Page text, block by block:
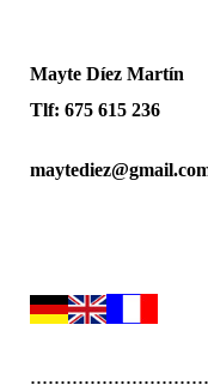
Mayte Díez Martín
Tlf: 675 615 236